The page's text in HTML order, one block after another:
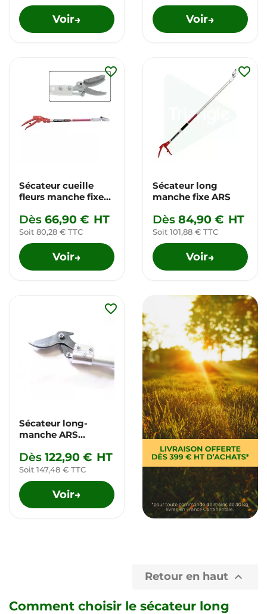
Voir→ Voir→
Sécateur cueille
fleurs manche fixe
Dès 66,90 € HT
Soit 80,28 € TTC
Voir→
favorite_border
Sécateur long
manche fixe ARS
Dès 84,90 € HT
Soit 101,88 € TTC
Voir→
favorite_border
Sécateur long-
manche ARS
Dès 122,90 € HT
Soit 147,48 € TTC
Voir→
favorite_border
Retour en haut 
Comment choisir le sécateur long